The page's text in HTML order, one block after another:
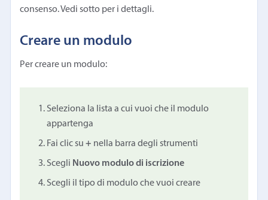
consenso. Vedi sotto per i dettagli.
Creare un modulo
Per creare un modulo:
Seleziona la lista a cui vuoi che il modulo
appartenga
Fai clic su+ nella barra degli strumenti
Scegli Nuovo modulo di iscrizione
Scegli il tipo di modulo che vuoi creare